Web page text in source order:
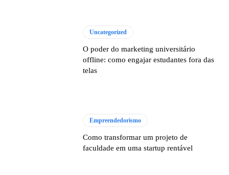
Uncategorized
O poder do marketing universitário
offline: como engajar estudantes fora das
telas
Empreendedorismo
Como transformar um projeto de
faculdade em uma startup rentável